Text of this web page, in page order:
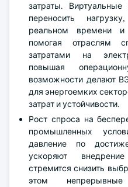
затраты. Виртуальные
переносить
реальном времени
помогая отраслям
затратами на
повышая
возможности делают
для энергоемких
затрат и устойчивости.
Рост спроса на
промышленных
давление по
ускоряют
стремится снизить
этом